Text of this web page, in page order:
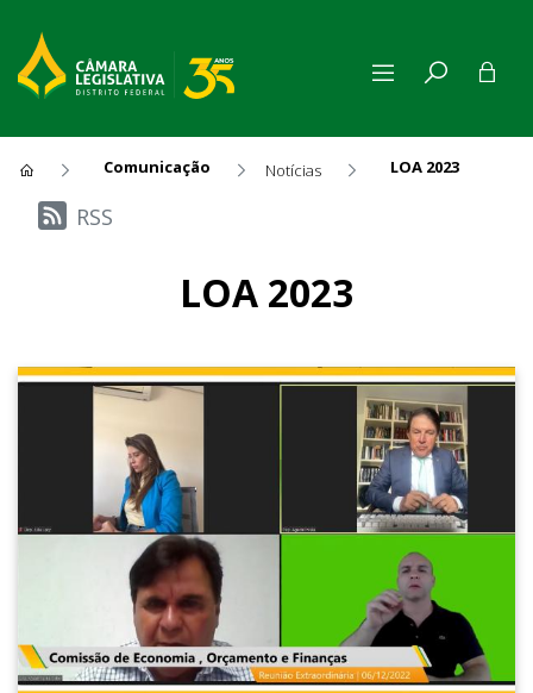
Comunicação Notícias LOA 2023
Últimas Notícias
RSS
LOA 2023